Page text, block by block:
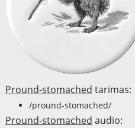
Pround-stomached tarimas:
/pround-stomached/
Pround-stomached audio: